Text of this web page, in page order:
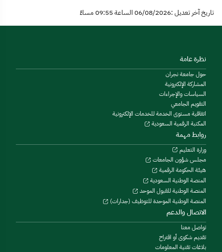
تاريخ آخر تعديل :06/08/2026 الساعة 09:55 مساءً
نظرة عامة
حول جامعة نجران
المشاركة الإلكترونية
السياسات والإجراءات
التقويم الجامعي
اتفاقية مستوى الخدمة للخدمات الإلكترونية
المكتبة الرقمية السعودية
روابط مهمة
وزارة التعليم
مجلس شؤون الجامعات
هيئة الحكومة الرقمية
المنصة الوطنية السعودية
المنصة الوطنية للقبول الموحد
المنصة الوطنية الموحدة للتوظيف (جدارات)
الاتصال والدعم
تواصل معنا
تقديم شكوى أو اقتراح
بلاغات تقنية المعلومات